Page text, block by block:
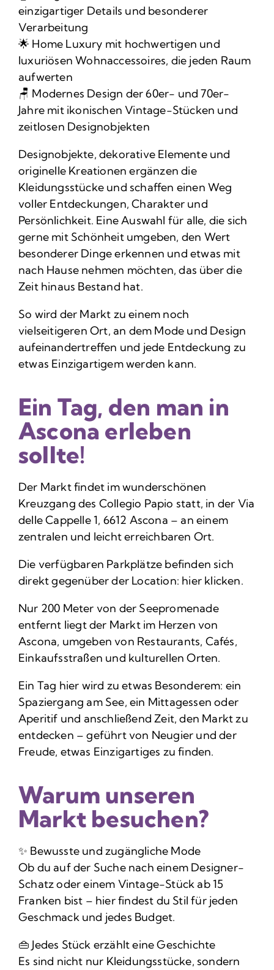
einzigartiger Details und besonderer
Verarbeitung
🌟 Home Luxury mit hochwertigen und
luxuriösen Wohnaccessoires, die jeden Raum
aufwerten
🪑 Modernes Design der 60er- und 70er-
Jahre mit ikonischen Vintage-Stücken und
zeitlosen Designobjekten
Designobjekte, dekorative Elemente und
originelle Kreationen ergänzen die
Kleidungsstücke und schaffen einen Weg
voller Entdeckungen, Charakter und
Persönlichkeit. Eine Auswahl für alle, die sich
gerne mit Schönheit umgeben, den Wert
besonderer Dinge erkennen und etwas mit
nach Hause nehmen möchten, das über die
Zeit hinaus Bestand hat.
So wird der Markt zu einem noch
vielseitigeren Ort, an dem Mode und Design
aufeinandertreffen und jede Entdeckung zu
etwas Einzigartigem werden kann.
Ein Tag, den man in
Ascona erleben
sollte!
Der Markt findet im wunderschönen
Kreuzgang des Collegio Papio statt, in der Via
delle Cappelle 1, 6612 Ascona – an einem
zentralen und leicht erreichbaren Ort.
Die verfügbaren Parkplätze befinden sich
direkt gegenüber der Location: hier klicken.
Nur 200 Meter von der Seepromenade
entfernt liegt der Markt im Herzen von
Ascona, umgeben von Restaurants, Cafés,
Einkaufsstraßen und kulturellen Orten.
Ein Tag hier wird zu etwas Besonderem: ein
Spaziergang am See, ein Mittagessen oder
Aperitif und anschließend Zeit, den Markt zu
entdecken – geführt von Neugier und der
Freude, etwas Einzigartiges zu finden.
Warum unseren
Markt besuchen?
✨ Bewusste und zugängliche Mode
Ob du auf der Suche nach einem Designer-
Schatz oder einem Vintage-Stück ab 15
Franken bist – hier findest du Stil für jeden
Geschmack und jedes Budget.
👜 Jedes Stück erzählt eine Geschichte
Es sind nicht nur Kleidungsstücke, sondern